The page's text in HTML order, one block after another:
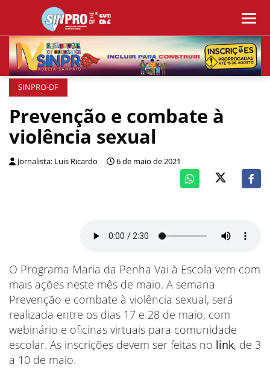
SINPRO-DF
Prevenção e combate à
violência sexual
Jornalista: Luis Ricardo 6 de maio de 2021
O Programa Maria da Penha Vai à Escola vem com
mais ações neste mês de maio. A semana
Prevenção e combate à violência sexual, será
realizada entre os dias 17 e 28 de maio, com
webinário e oficinas virtuais para comunidade
escolar. As inscrições devem ser feitas no link, de 3
a 10 de maio.